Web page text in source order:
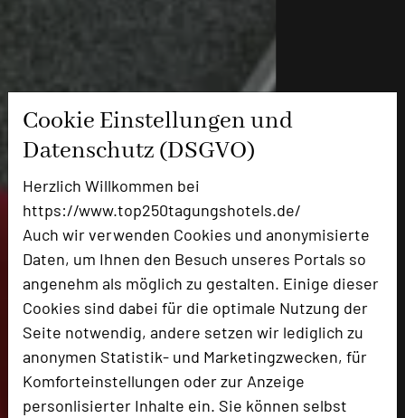
Cookie Einstellungen und
Datenschutz (DSGVO)
Herzlich Willkommen bei
https://www.top250tagungshotels.de/
Auch wir verwenden Cookies und anonymisierte
Daten, um Ihnen den Besuch unseres Portals so
angenehm als möglich zu gestalten. Einige dieser
Cookies sind dabei für die optimale Nutzung der
Seite notwendig, andere setzen wir lediglich zu
anonymen Statistik- und Marketingzwecken, für
Komforteinstellungen oder zur Anzeige
personlisierter Inhalte ein. Sie können selbst